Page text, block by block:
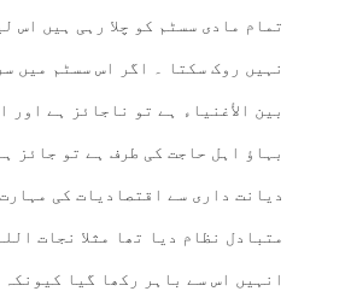
تمام مادی سسٹم کو چلا رہی ہیں اس
نہیں روک سکتا ۔ اگر اس سسٹم میں
بین الأغنياء ہے تو ناجائز ہے اور
بہاؤ اہل حاجت کی طرف ہے تو جائز
دیانت داری سے اقتصادیات کی
متبادل نظام دیا تھا مثلا نجات
انہیں اس سے باہر رکھا گیا کیونکہ